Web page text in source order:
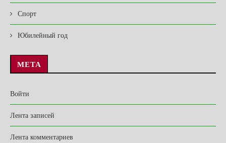
Спорт
Юбилейный год
МЕТА
Войти
Лента записей
Лента комментариев